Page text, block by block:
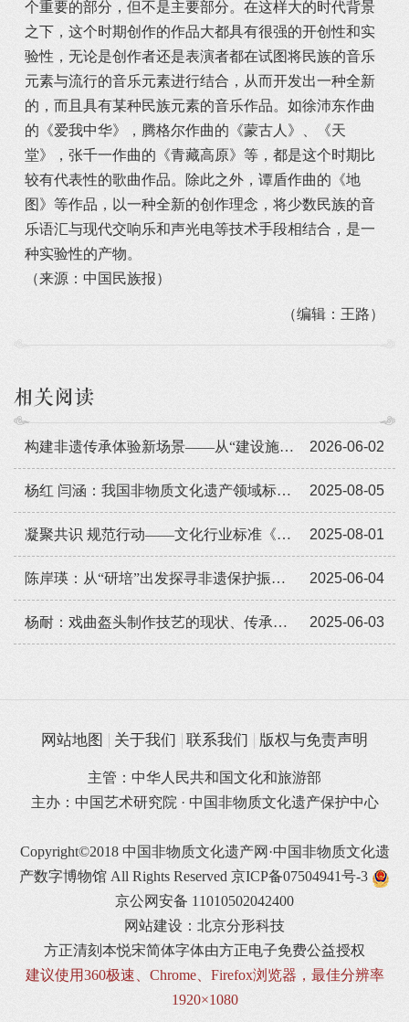
个重要的部分，但不是主要部分。在这样大的时代背景
之下，这个时期创作的作品大都具有很强的开创性和实
验性，无论是创作者还是表演者都在试图将民族的音乐
元素与流行的音乐元素进行结合，从而开发出一种全新
的，而且具有某种民族元素的音乐作品。如徐沛东作曲
的《爱我中华》，腾格尔作曲的《蒙古人》、《天
堂》，张千一作曲的《青藏高原》等，都是这个时期比
较有代表性的歌曲作品。除此之外，谭盾作曲的《地
图》等作品，以一种全新的创作理念，将少数民族的音
乐语汇与现代交响乐和声光电等技术手段相结合，是一
种实验性的产物。
（来源：中国民族报）
（编辑：王路）
相关阅读
2026-06-02
构建非遗传承体验新场景——​从“建设施”到“广布局”
2025-08-05
杨红 闫涵：我国非物质文化遗产领域标准化工作现状与难点
2025-08-01
凝聚共识 规范行动——文化行业标准《非物质文化遗产数字化保护 数字资源采集和著录》的逻辑、结构与功能
2025-06-04
陈岸瑛：从“研培”出发探寻非遗保护振兴新路径
2025-06-03
杨耐：戏曲盔头制作技艺的现状、传承与发展
网站地图 关于我们 联系我们 版权与免责声明
主管：中华人民共和国文化和旅游部
主办：中国艺术研究院 · 中国非物质文化遗产保护中心
Copyright©2018 中国非物质文化遗产网·中国非物质文化遗
产数字博物馆 All Rights Reserved 京ICP备07504941号-3
京公网安备 11010502042400
网站建设：北京分形科技
方正清刻本悦宋简体字体由方正电子免费公益授权
建议使用360极速、Chrome、Firefox浏览器，最佳分辨率
1920×1080